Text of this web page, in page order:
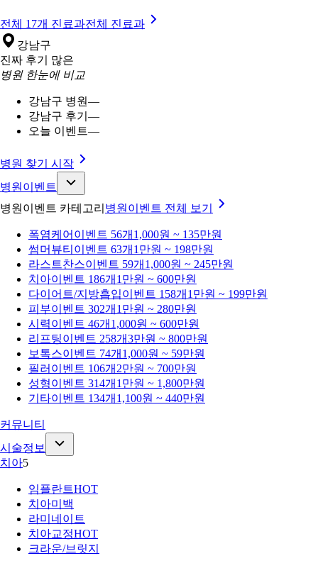
전체 17개 진료과전체 진료과
강남구
진짜 후기 많은
병원 한눈에 비교
강남구 병원—
강남구 후기 —
오늘 이벤트—
병원 찾기 시작
병원이벤트
병원이벤트 카테고리 병원이벤트 전체 보기
폭염케어 이벤트 56개 1,000원 ~ 135만원
썸머뷰티 이벤트 63개 1만원 ~ 198만원
라스트찬스이벤트 59개 1,000원 ~ 245만원
치아이벤트 186개 1만원 ~ 600만원
다이어트/지방흡입이벤트 158개 1만원 ~ 199만원
피부이벤트 302개 1만원 ~ 280만원
시력이벤트 46개 1,000원 ~ 600만원
리프팅이벤트 258개3만원 ~ 800만원
보톡스이벤트 74개 1,000원 ~ 59만원
필러 이벤트 106개 2만원 ~ 700만원
성형이벤트 314개 1만원 ~ 1,800만원
기타이벤트 134개 1,100원 ~ 440만원
커뮤니티
시술정보
치아5
임플란트HOT
치아미백
라미네이트
치아교정HOT
크라운/브릿지